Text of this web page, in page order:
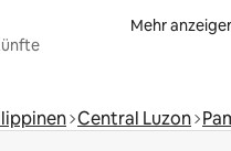
Mehr
Central Luzon